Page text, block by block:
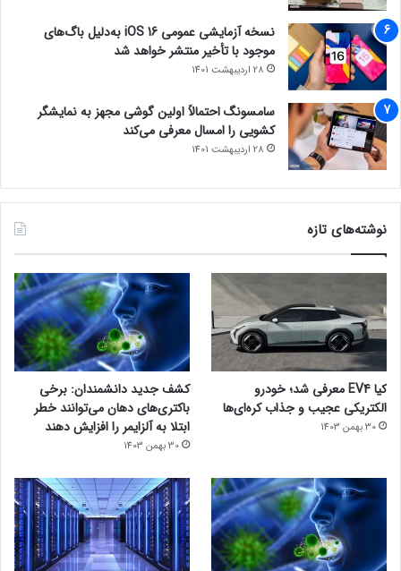
نسخه آزمایشی عمومی iOS 16 به‌دلیل باگ‌های
موجود با تأخیر منتشر خواهد شد
28 اردیبهشت 1401
سامسونگ احتمالاً اولین گوشی مجهز به نمایشگر
کشویی را امسال معرفی می‌کند
28 اردیبهشت 1401
نوشته‌های تازه
کیا EV4 معرفی شد؛ خودرو
الکتریکی عجیب و جذاب کره‌ای‌ها
30 بهمن 1403
کشف جدید دانشمندان: برخی
باکتری‌های دهان می‌توانند خطر
ابتلا به آلزایمر را افزایش دهند
30 بهمن 1403